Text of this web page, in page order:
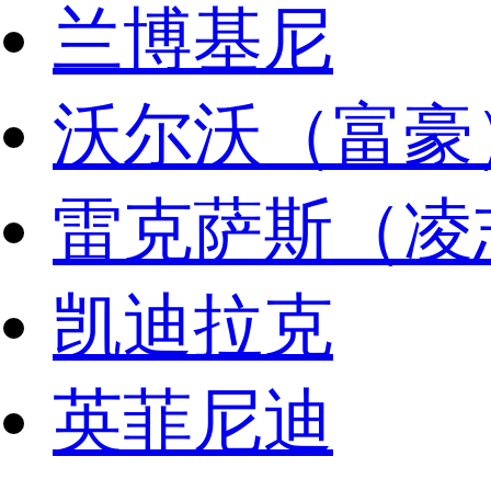
兰博基尼
沃尔沃（富豪
雷克萨斯（
凯迪拉克
英菲尼迪